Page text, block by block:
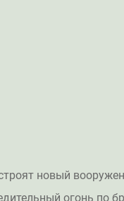
новый
огонь по